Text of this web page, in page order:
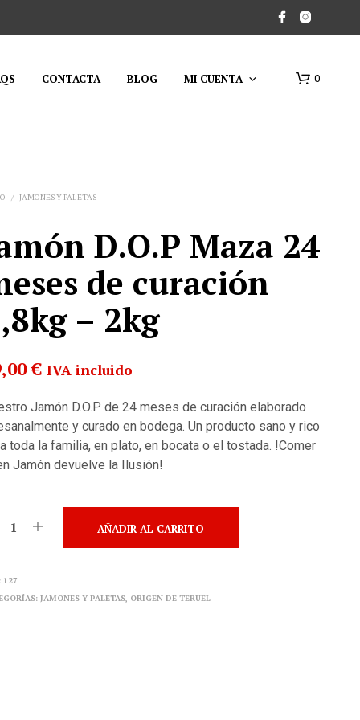
CONTACTA BLOG MI CUENTA 0
/ JAMONES Y PALETAS
D.O.P Maza 24
de curación
– 2kg
€ IVA incluido
Jamón D.O.P de 24 meses de curación elaborado
y curado en bodega. Un producto sano y rico
toda la familia, en plato, en bocata o el tostada. !Comer
Jamón devuelve la Ilusión!
AÑADIR AL CARRITO
127
JAMONES Y PALETAS, ORIGEN DE TERUEL